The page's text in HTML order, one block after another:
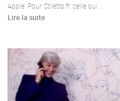
Apple. Pour Stiletto.fr, celle qui…
Lire la suite